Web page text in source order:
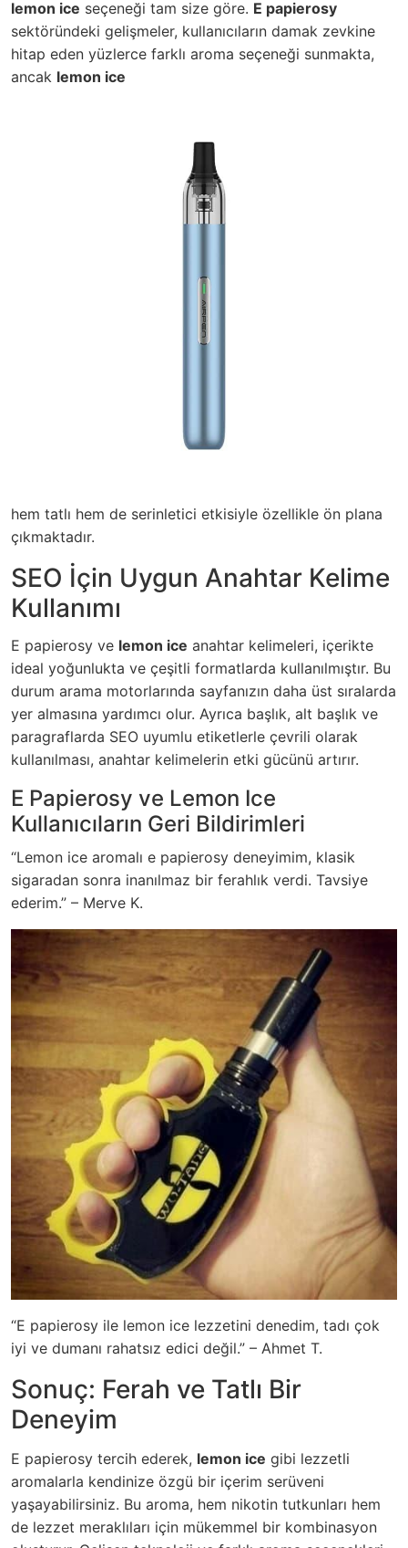
lemon ice seçeneği tam size göre. E papierosy
sektöründeki gelişmeler, kullanıcıların damak zevkine
hitap eden yüzlerce farklı aroma seçeneği sunmakta,
ancak lemon ice
hem tatlı hem de serinletici etkisiyle özellikle ön plana
çıkmaktadır.
SEO İçin Uygun Anahtar Kelime
Kullanımı
E papierosy ve lemon ice anahtar kelimeleri, içerikte
ideal yoğunlukta ve çeşitli formatlarda kullanılmıştır. Bu
durum arama motorlarında sayfanızın daha üst sıralarda
yer almasına yardımcı olur. Ayrıca başlık, alt başlık ve
paragraflarda SEO uyumlu etiketlerle çevrili olarak
kullanılması, anahtar kelimelerin etki gücünü artırır.
E Papierosy ve Lemon Ice
Kullanıcıların Geri Bildirimleri
“Lemon ice aromalı e papierosy deneyimim, klasik
sigaradan sonra inanılmaz bir ferahlık verdi. Tavsiye
ederim.” – Merve K.
“E papierosy ile lemon ice lezzetini denedim, tadı çok
iyi ve dumanı rahatsız edici değil.” – Ahmet T.
Sonuç: Ferah ve Tatlı Bir
Deneyim
E papierosy tercih ederek, lemon ice gibi lezzetli
aromalarla kendinize özgü bir içerim serüveni
yaşayabilirsiniz. Bu aroma, hem nikotin tutkunları hem
de lezzet meraklıları için mükemmel bir kombinasyon